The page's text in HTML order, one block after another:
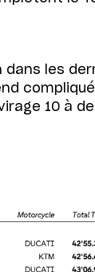
dans les
10 à